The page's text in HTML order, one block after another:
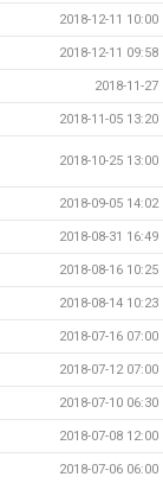
2018-12-11 10:00
2018-12-11 09:58
2018-11-27
2018-11-05 13:20
2018-10-25 13:00
2018-09-05 14:02
2018-08-31 16:49
2018-08-16 10:25
2018-08-14 10:23
2018-07-16 07:00
2018-07-12 07:00
2018-07-10 06:30
2018-07-08 12:00
2018-07-06 06:00